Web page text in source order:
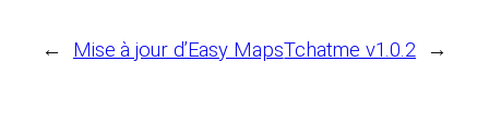
← Mise à jour d’Easy MapsTchatme v1.0.2 →